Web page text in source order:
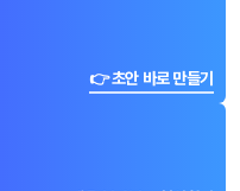
👉 초안 바로 만들기